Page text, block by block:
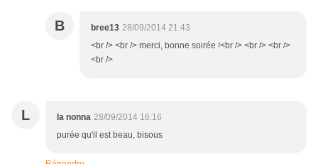
B bree13 28/09/2014 21:43
<br /> <br /> merci, bonne soirée !<br /> <br /> <br />
<br />
L la nonna 28/09/2014 16:16
purée qu'il est beau, bisous